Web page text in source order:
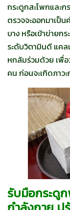
กระดูกสะโพกและก
ตรวจจะออกมาเป็
บาง หรือเข้าข่าย
ระดับวิตามินดี แคล
หกล้มร่วมด้วย เพื่อ
คน ก่อนจะเกิดภาว
รับมือกระดู